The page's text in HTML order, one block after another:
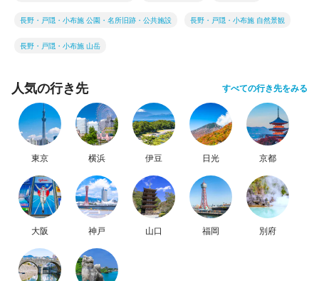
長野・戸隠・小布施 公園・名所旧跡・公共施設 長野・戸隠・小布施 自然景観
長野・戸隠・小布施 山岳
人気の行き先 すべての行き先をみる
東京 横浜 伊豆 日光 京都
大阪 神戸 山口 福岡 別府